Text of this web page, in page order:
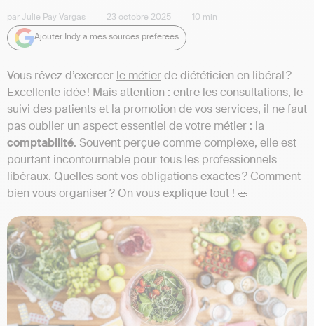
parJulie Pay Vargas 23 octobre 2025 10 min
Ajouter Indy à mes sources préférées
Vous rêvez d’exercer le métierde diététicien en libéral ?
Excellente idée ! Mais attention : entre les consultations, le
suivi des patients et la promotion de vos services, il ne faut
pas oublier un aspect essentiel de votre métier : la
comptabilité. Souvent perçue comme complexe, elle est
pourtant incontournable pour tous les professionnels
libéraux. Quelles sont vos obligations exactes ? Comment
bien vous organiser ? On vous explique tout ! 🥗